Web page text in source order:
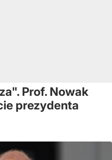
Prof. Nowak
prezydenta